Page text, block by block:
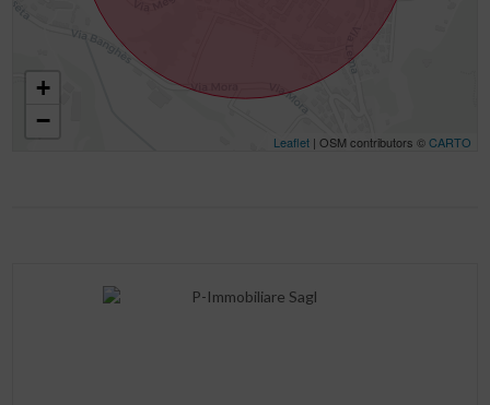
+
−
Leaflet| OSM contributors ©CARTO